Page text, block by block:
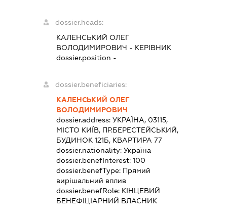
dossier.heads:
КАЛЕНСЬКИЙ ОЛЕГ
ВОЛОДИМИРОВИЧ - КЕРІВНИК
dossier.position -
dossier.beneficiaries:
КАЛЕНСЬКИЙ ОЛЕГ
ВОЛОДИМИРОВИЧ
dossier.address: УКРАЇНА, 03115,
МІСТО КИЇВ, ПР.БЕРЕСТЕЙСЬКИЙ,
БУДИНОК 121Б, КВАРТИРА 77
dossier.nationality: Україна
dossier.benefInterest: 100
dossier.benefType: Прямий
вирішальний вплив
dossier.benefRole: КІНЦЕВИЙ
БЕНЕФІЦІАРНИЙ ВЛАСНИК